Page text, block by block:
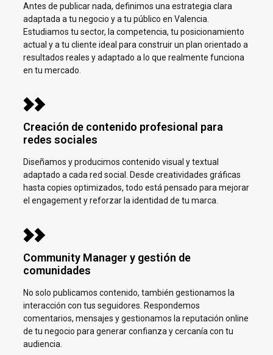
Antes de publicar nada, definimos una estrategia clara
adaptada a tu negocio y a tu público en Valencia.
Estudiamos tu sector, la competencia, tu posicionamiento
actual y a tu cliente ideal para construir un plan orientado a
resultados reales y adaptado a lo que realmente funciona
en tu mercado.
Creación de contenido profesional para
redes sociales
Diseñamos y producimos contenido visual y textual
adaptado a cada red social. Desde creatividades gráficas
hasta copies optimizados, todo está pensado para mejorar
el engagement y reforzar la identidad de tu marca.
Community Manager y gestión de
comunidades
No solo publicamos contenido, también gestionamos la
interacción con tus seguidores. Respondemos
comentarios, mensajes y gestionamos la reputación online
de tu negocio para generar confianza y cercanía con tu
audiencia.